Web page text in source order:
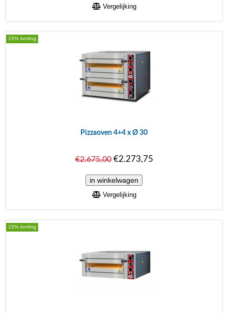
Vergelijking
15% korting
Pizzaoven 4+4 x Ø 30
€2.675,00€2.273,75
Vergelijking
15% korting